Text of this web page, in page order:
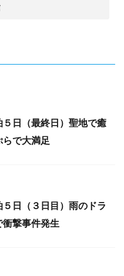
日（最終日）聖地で癒
らで大満足
日（３日目）雨のドラ
撃事件発生